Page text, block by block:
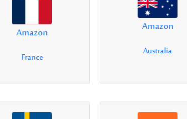
Amazon
Australia
Amazon
France